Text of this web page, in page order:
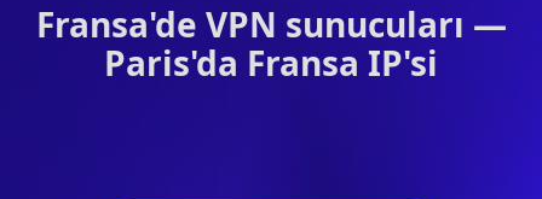
Fransa'de VPN sunucuları —
Paris'da Fransa IP'si